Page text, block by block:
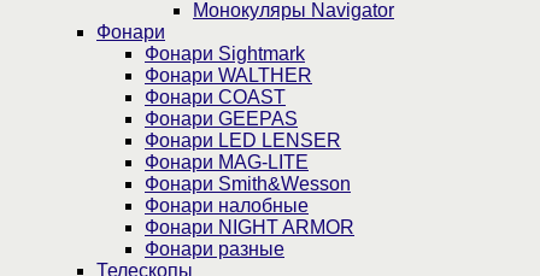
Монокуляры Navigator
Фонари
Фонари Sightmark
Фонари WALTHER
Фонари COAST
Фонари GEEPAS
Фонари LED LENSER
Фонари MAG-LITE
Фонари Smith&Wesson
Фонари налобные
Фонари NIGHT ARMOR
Фонари разные
Телескопы